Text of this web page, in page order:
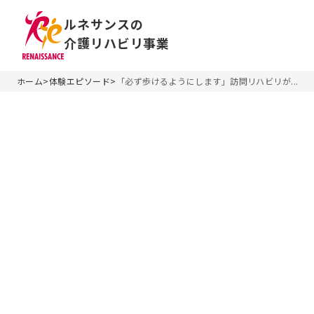
ルネサンスの
介護リハビリ事業
ホーム>体験エピソード> 「必ず歩けるようにします」訪問リハビリが...